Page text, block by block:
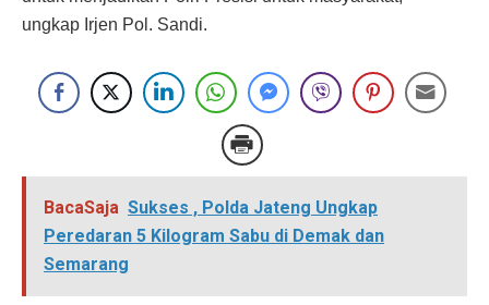
ungkap Irjen Pol. Sandi.
BacaSaja Sukses , Polda Jateng Ungkap
Peredaran 5 Kilogram Sabu di Demak dan
Semarang